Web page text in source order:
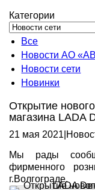
Категории
Все
Новости АО
Новости сети
Новинки
Открытие
магазина LADA
21 мая 2021
Мы рады
фирменного
г.Волгограде.